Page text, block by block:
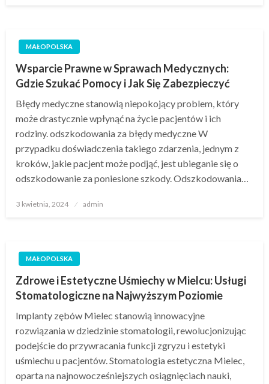
MAŁOPOLSKA
Wsparcie Prawne w Sprawach Medycznych:
Gdzie Szukać Pomocy i Jak Się Zabezpieczyć
Błędy medyczne stanowią niepokojący problem, który
może drastycznie wpłynąć na życie pacjentów i ich
rodziny. odszkodowania za błędy medyczne W
przypadku doświadczenia takiego zdarzenia, jednym z
kroków, jakie pacjent może podjąć, jest ubieganie się o
odszkodowanie za poniesione szkody. Odszkodowania…
Opublikowane
3 kwietnia, 2024 admin
MAŁOPOLSKA
Zdrowe i Estetyczne Uśmiechy w Mielcu: Usługi
Stomatologiczne na Najwyższym Poziomie
Implanty zębów Mielec stanowią innowacyjne
rozwiązania w dziedzinie stomatologii, rewolucjonizując
podejście do przywracania funkcji zgryzu i estetyki
uśmiechu u pacjentów. Stomatologia estetyczna Mielec,
oparta na najnowocześniejszych osiągnięciach nauki,